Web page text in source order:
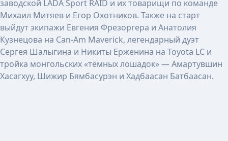
заводской LADA Sport RAID и их товарищи по команде
Михаил Митяев и Егор Охотников. Также на старт
выйдут экипажи Евгения Фрезоргера и Анатолия
Кузнецова на Can-Am Maverick, легендарный дуэт
Сергея Шалыгина и Никиты Ерженина на Toyota LC и
тройка монгольских «тёмных лошадок» — Амартувшин
Хасагхуу, Шижир Бямбасурэн и Хадбаасан Батбаасан.